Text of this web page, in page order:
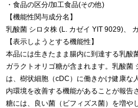
・食品の区分/加工食品(その他)
【機能性関与成分名】
乳酸菌 シロタ株 (L. カゼイ YIT 9029)、
【表示しようとする機能性】
本品には生きたまま腸内に到達する乳酸
ガラクトオリゴ糖が含まれます。乳酸菌
は、樹状細胞（cDC）に働きかけ健康な
内環境を改善する機能があることが報告
糖には、良い菌（ビフィズス菌）を増や